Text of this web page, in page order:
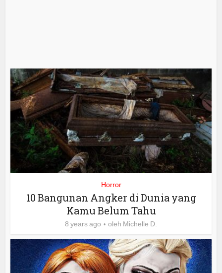
Horror
10 Bangunan Angker di Dunia yang
Kamu Belum Tahu
8 years ago oleh Michelle D.